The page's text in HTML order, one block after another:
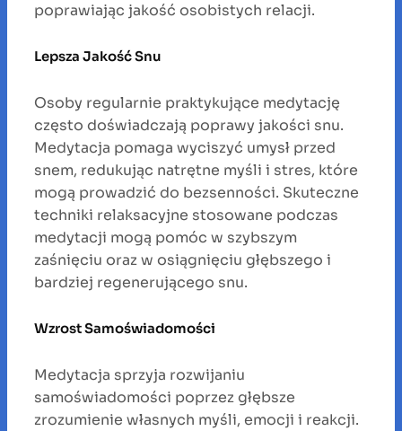
poprawiając jakość osobistych relacji.
Lepsza Jakość Snu
Osoby regularnie praktykujące medytację
często doświadczają poprawy jakości snu.
Medytacja pomaga wyciszyć umysł przed
snem, redukując natrętne myśli i stres, które
mogą prowadzić do bezsenności. Skuteczne
techniki relaksacyjne stosowane podczas
medytacji mogą pomóc w szybszym
zaśnięciu oraz w osiągnięciu głębszego i
bardziej regenerującego snu.
Wzrost Samoświadomości
Medytacja sprzyja rozwijaniu
samoświadomości poprzez głębsze
zrozumienie własnych myśli, emocji i reakcji.